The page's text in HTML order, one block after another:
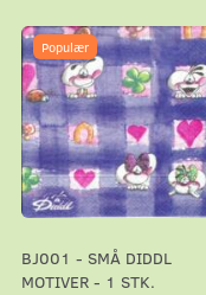
Populær
BJ001 - SMÅ DIDDL
MOTIVER - 1 STK.